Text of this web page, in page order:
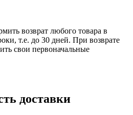
возврат любого товара в
т.е. до 30 дней. При возврате
свои первоначальные
доставки